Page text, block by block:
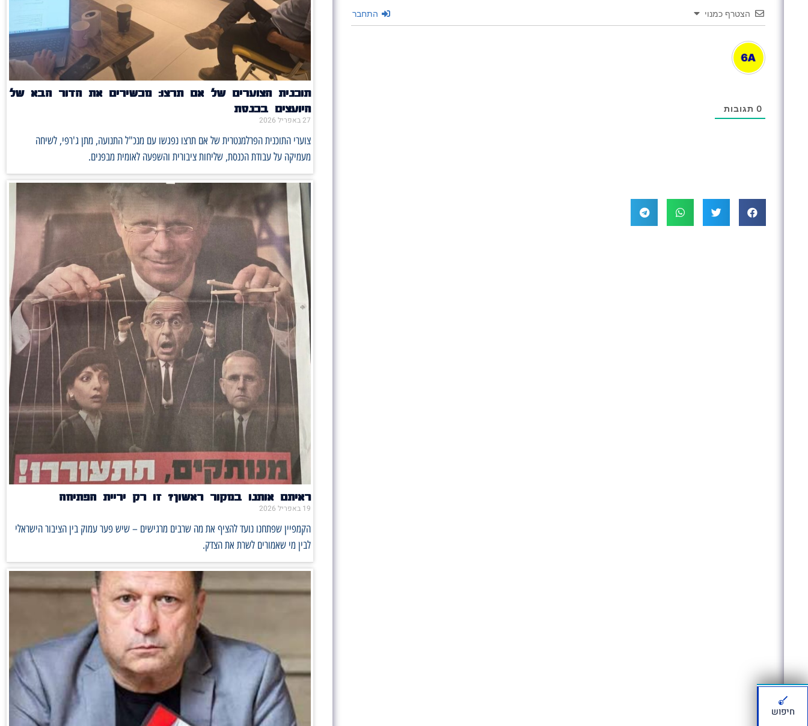
הצטרף כמנוי התחבר
0 תגובות
תוכנית הצוערים של אם תרצו: מכשירים את הדור הבא של
היועצים בכנסת
27 באפריל 2026
צוערי התוכנית הפרלמנטרית של אם תרצו נפגשו עם מנכ"ל התנועה, מתן ג'רפי, לשיחה
מעמיקה על עבודת הכנסת, שליחות ציבורית והשפעה לאומית מבפנים.
ראיתם אותנו במקור ראשון? זו רק יריית הפתיחה
19 באפריל 2026
הקמפיין שפתחנו נועד להציף את מה שרבים מרגישים – שיש פער עמוק בין הציבור הישראלי
לבין מי שאמורים לשרת את הצדק.
חיפוש